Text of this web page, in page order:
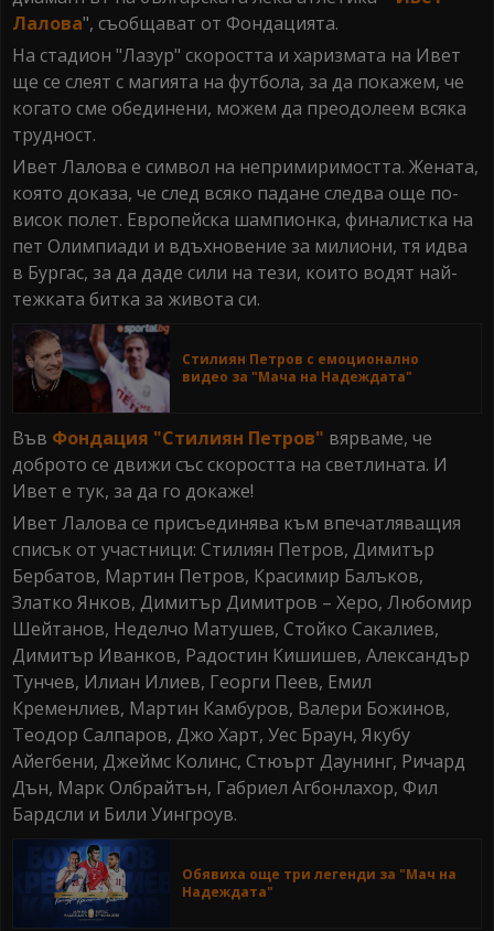
Лалова", съобщават от Фондацията.
На стадион "Лазур" скоростта и харизмата на Ивет
ще се слеят с магията на футбола, за да покажем, че
когато сме обединени, можем да преодолеем всяка
трудност.
Ивет Лалова е символ на непримиримостта. Жената,
която доказа, че след всяко падане следва още по-
висок полет. Европейска шампионка, финалистка на
пет Олимпиади и вдъхновение за милиони, тя идва
в Бургас, за да даде сили на тези, които водят най-
тежката битка за живота си.
Стилиян Петров с емоционално
видео за "Мача на Надеждата"
Във Фондация "Стилиян Петров" вярваме, че
доброто се движи със скоростта на светлината. И
Ивет е тук, за да го докаже!
Ивет Лалова се присъединява към впечатляващия
списък от участници: Стилиян Петров, Димитър
Бербатов, Мартин Петров, Красимир Балъков,
Златко Янков, Димитър Димитров – Херо, Любомир
Шейтанов, Неделчо Матушев, Стойко Сакалиев,
Димитър Иванков, Радостин Кишишев, Александър
Тунчев, Илиан Илиев, Георги Пеев, Емил
Кременлиев, Мартин Камбуров, Валери Божинов,
Теодор Салпаров, Джо Харт, Уес Браун, Якубу
Айегбени, Джеймс Колинс, Стюърт Даунинг, Ричард
Дън, Марк Олбрайтън, Габриел Агбонлахор, Фил
Бардсли и Били Уингроув.
Обявиха още три легенди за "Мач на
Надеждата"